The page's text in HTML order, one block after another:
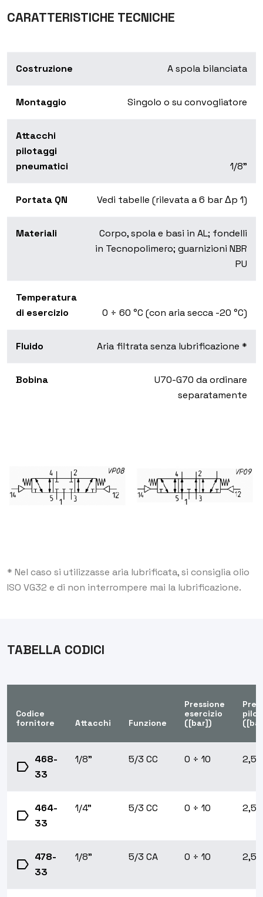
CARATTERISTICHE TECNICHE
Costruzione A spola bilanciata
Montaggio Singolo o su convogliatore
Attacchi
pilotaggi
pneumatici
1/8”
Portata QN Vedi tabelle (rilevata a 6 bar Δp 1)
Materiali
Corpo, spola e basi in AL; fondelli
in Tecnopolimero; guarnizioni NBR
PU
Temperatura
di esercizio
0 ÷ 60 °C (con aria secca -20 °C)
Fluido Aria filtrata senza lubrificazione *
Bobina
U70-G70 da ordinare
separatamente
* Nel caso si utilizzasse aria lubrificata, si consiglia olio
ISO VG32 e di non interrompere mai la lubrificazione.
TABELLA CODICI
Codice
fornitore
Attacchi Funzione
Pressione
esercizio
([bar])
label 468-
33
1/8" 5/3 CC 0 ÷ 10 2,5
label 464-
33
1/4" 5/3 CC 0 ÷ 10 2,5
label 478-
33
1/8" 5/3 CA 0 ÷ 10 2,5